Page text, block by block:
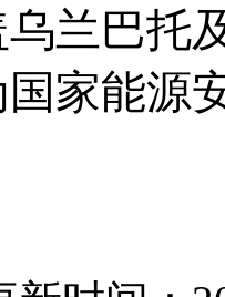
兰巴托
家能源